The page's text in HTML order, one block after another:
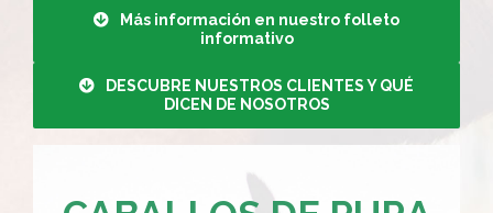
Más información en nuestro folleto
informativo
DESCUBRE NUESTROS CLIENTES Y QUÉ
DICEN DE NOSOTROS